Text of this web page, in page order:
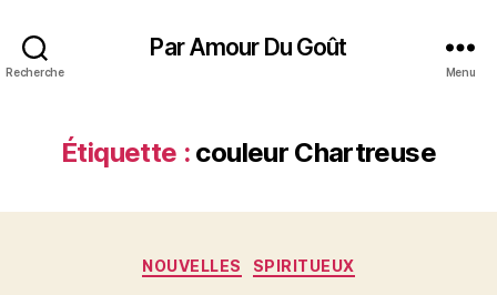
Recherche
Par Amour Du Goût
Menu
Étiquette : couleur Chartreuse
Catégories
NOUVELLES SPIRITUEUX